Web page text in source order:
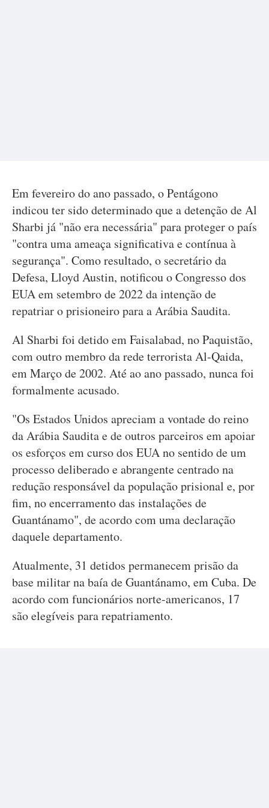
Em fevereiro do ano passado, o Pentágono
indicou ter sido determinado que a detenção de Al
Sharbi já "não era necessária" para proteger o país
"contra uma ameaça significativa e contínua à
segurança". Como resultado, o secretário da
Defesa, Lloyd Austin, notificou o Congresso dos
EUA em setembro de 2022 da intenção de
repatriar o prisioneiro para a Arábia Saudita.
Al Sharbi foi detido em Faisalabad, no Paquistão,
com outro membro da rede terrorista Al-Qaida,
em Março de 2002. Até ao ano passado, nunca foi
formalmente acusado.
"Os Estados Unidos apreciam a vontade do reino
da Arábia Saudita e de outros parceiros em apoiar
os esforços em curso dos EUA no sentido de um
processo deliberado e abrangente centrado na
redução responsável da população prisional e, por
fim, no encerramento das instalações de
Guantánamo", de acordo com uma declaração
daquele departamento.
Atualmente, 31 detidos permanecem prisão da
base militar na baía de Guantánamo, em Cuba. De
acordo com funcionários norte-americanos, 17
são elegíveis para repatriamento.